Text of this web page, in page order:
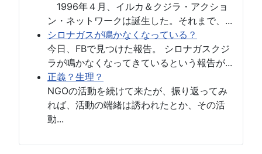
1996年４月、イルカ＆クジラ・アクショ
ン・ネットワークは誕生した。それまで、...
シロナガスが鳴かなくなっている？
今日、FBで見つけた報告。 シロナガスクジ
ラが鳴かなくなってきているという報告が...
正義？生理？
NGOの活動を続けて来たが、振り返ってみ
れば、活動の端緒は誘われたとか、その活
動...